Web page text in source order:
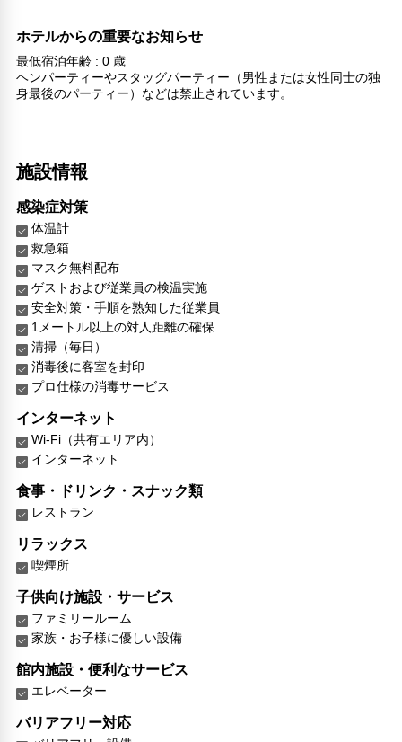
ホテルからの重要なお知らせ
最低宿泊年齢 : 0 歳
ヘンパーティーやスタッグパーティー（男性または女性同士の独
身最後のパーティー）などは禁止されています。
施設情報
感染症対策
体温計
救急箱
マスク無料配布
ゲストおよび従業員の検温実施
安全対策・手順を熟知した従業員
1メートル以上の対人距離の確保
清掃（毎日）
消毒後に客室を封印
プロ仕様の消毒サービス
インターネット
Wi-Fi（共有エリア内）
インターネット
食事・ドリンク・スナック類
レストラン
リラックス
喫煙所
子供向け施設・サービス
ファミリールーム
家族・お子様に優しい設備
館内施設・便利なサービス
エレベーター
バリアフリー対応